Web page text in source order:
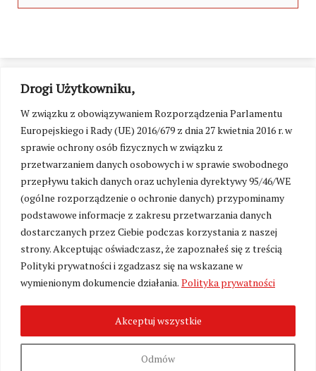
Drogi Użytkowniku,
W związku z obowiązywaniem Rozporządzenia Parlamentu
Europejskiego i Rady (UE) 2016/679 z dnia 27 kwietnia 2016 r. w
sprawie ochrony osób fizycznych w związku z
przetwarzaniem danych osobowych i w sprawie swobodnego
przepływu takich danych oraz uchylenia dyrektywy 95/46/WE
(ogólne rozporządzenie o ochronie danych) przypominamy
podstawowe informacje z zakresu przetwarzania danych
dostarczanych przez Ciebie podczas korzystania z naszej
strony. Akceptując oświadczasz, że zapoznałeś się z treścią
Polityki prywatności i zgadzasz się na wskazane w
wymienionym dokumencie działania. Polityka prywatności
Odmów
Akceptuj wszystkie
Zmień ustawienia cookies
2026. Wszelkie Prawa Zastrzeżone.
Polityka prywatności
Fundacja Wolność i Demokracja